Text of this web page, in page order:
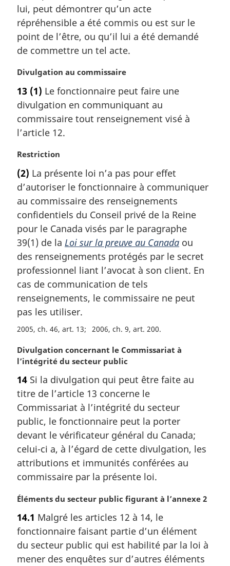
a
l
:
lui, peut démontrer qu’un acte
répréhensible a été commis ou est sur le
point de l’être, ou qu’il lui a été demandé
de commettre un tel acte.
N
t
e
m
a
g
n
a
e
:
Divulgation au commissaire
13 (1) Le fonctionnaire peut faire une
divulgation en communiquant au
commissaire tout renseignement visé à
l’article 12.
N
t
e
m
a
g
i
n
a
l
e
:
Restriction
(2) La présente loi n’a pas pour effet
d’autoriser le fonctionnaire à communiquer
au commissaire des renseignements
confidentiels du Conseil privé de la Reine
pour le Canada visés par le paragraphe
39(1) de la Loi sur la preuve au Canada ou
des renseignements protégés par le secret
professionnel liant l’avocat à son client. En
cas de communication de tels
renseignements, le commissaire ne peut
pas les utiliser.
2005, ch. 46, art. 13 2006, ch. 9, art. 200
N
o
e
m
a
r
g
i
n
a
l
:
Divulgation concernant le Commissariat à
l’intégrité du secteur public
14 Si la divulgation qui peut être faite au
titre de l’article 13 concerne le
Commissariat à l’intégrité du secteur
public, le fonctionnaire peut la porter
devant le vérificateur général du Canada;
celui-ci a, à l’égard de cette divulgation, les
attributions et immunités conférées au
commissaire par la présente loi.
N
t
e
m
a
Éléments du secteur public figurant à l’annexe 2
14.1 Malgré les articles 12 à 14, le
fonctionnaire faisant partie d’un élément
du secteur public qui est habilité par la loi à
mener des enquêtes sur d’autres éléments